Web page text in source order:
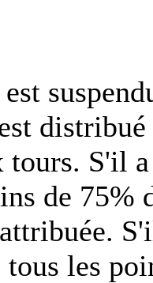
tours. S'il
de 75%
tous les